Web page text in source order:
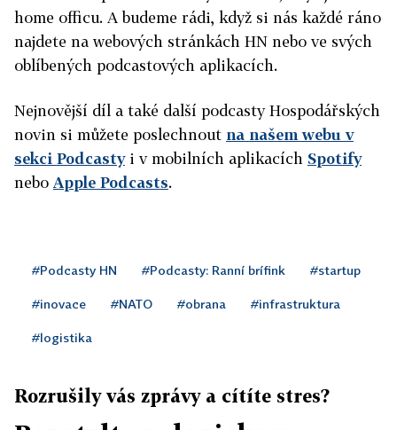
home officu. A budeme rádi, když si nás každé ráno
najdete na webových stránkách HN nebo ve svých
oblíbených podcastových aplikacích.
Nejnovější díl a také další podcasty Hospodářských
novin si můžete poslechnout na našem webu v
sekci Podcastyi v mobilních aplikacích Spotify
nebo Apple Podcasts.
#Podcasty HN #Podcasty: Ranní brífink #startup
#inovace #NATO #obrana #infrastruktura
#logistika
Rozrušily vás zprávy a cítíte stres?